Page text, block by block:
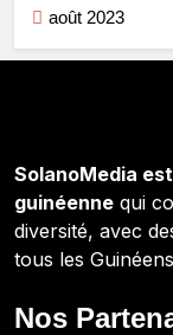
août 2023
SolanoMedia
guinéenne qui
diversité, avec
tous les Guinéens
Nos